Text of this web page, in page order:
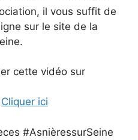
il vous suffit de
sur le site de la
cette vidéo sur
Cliquer ici
#AsnièressurSeine